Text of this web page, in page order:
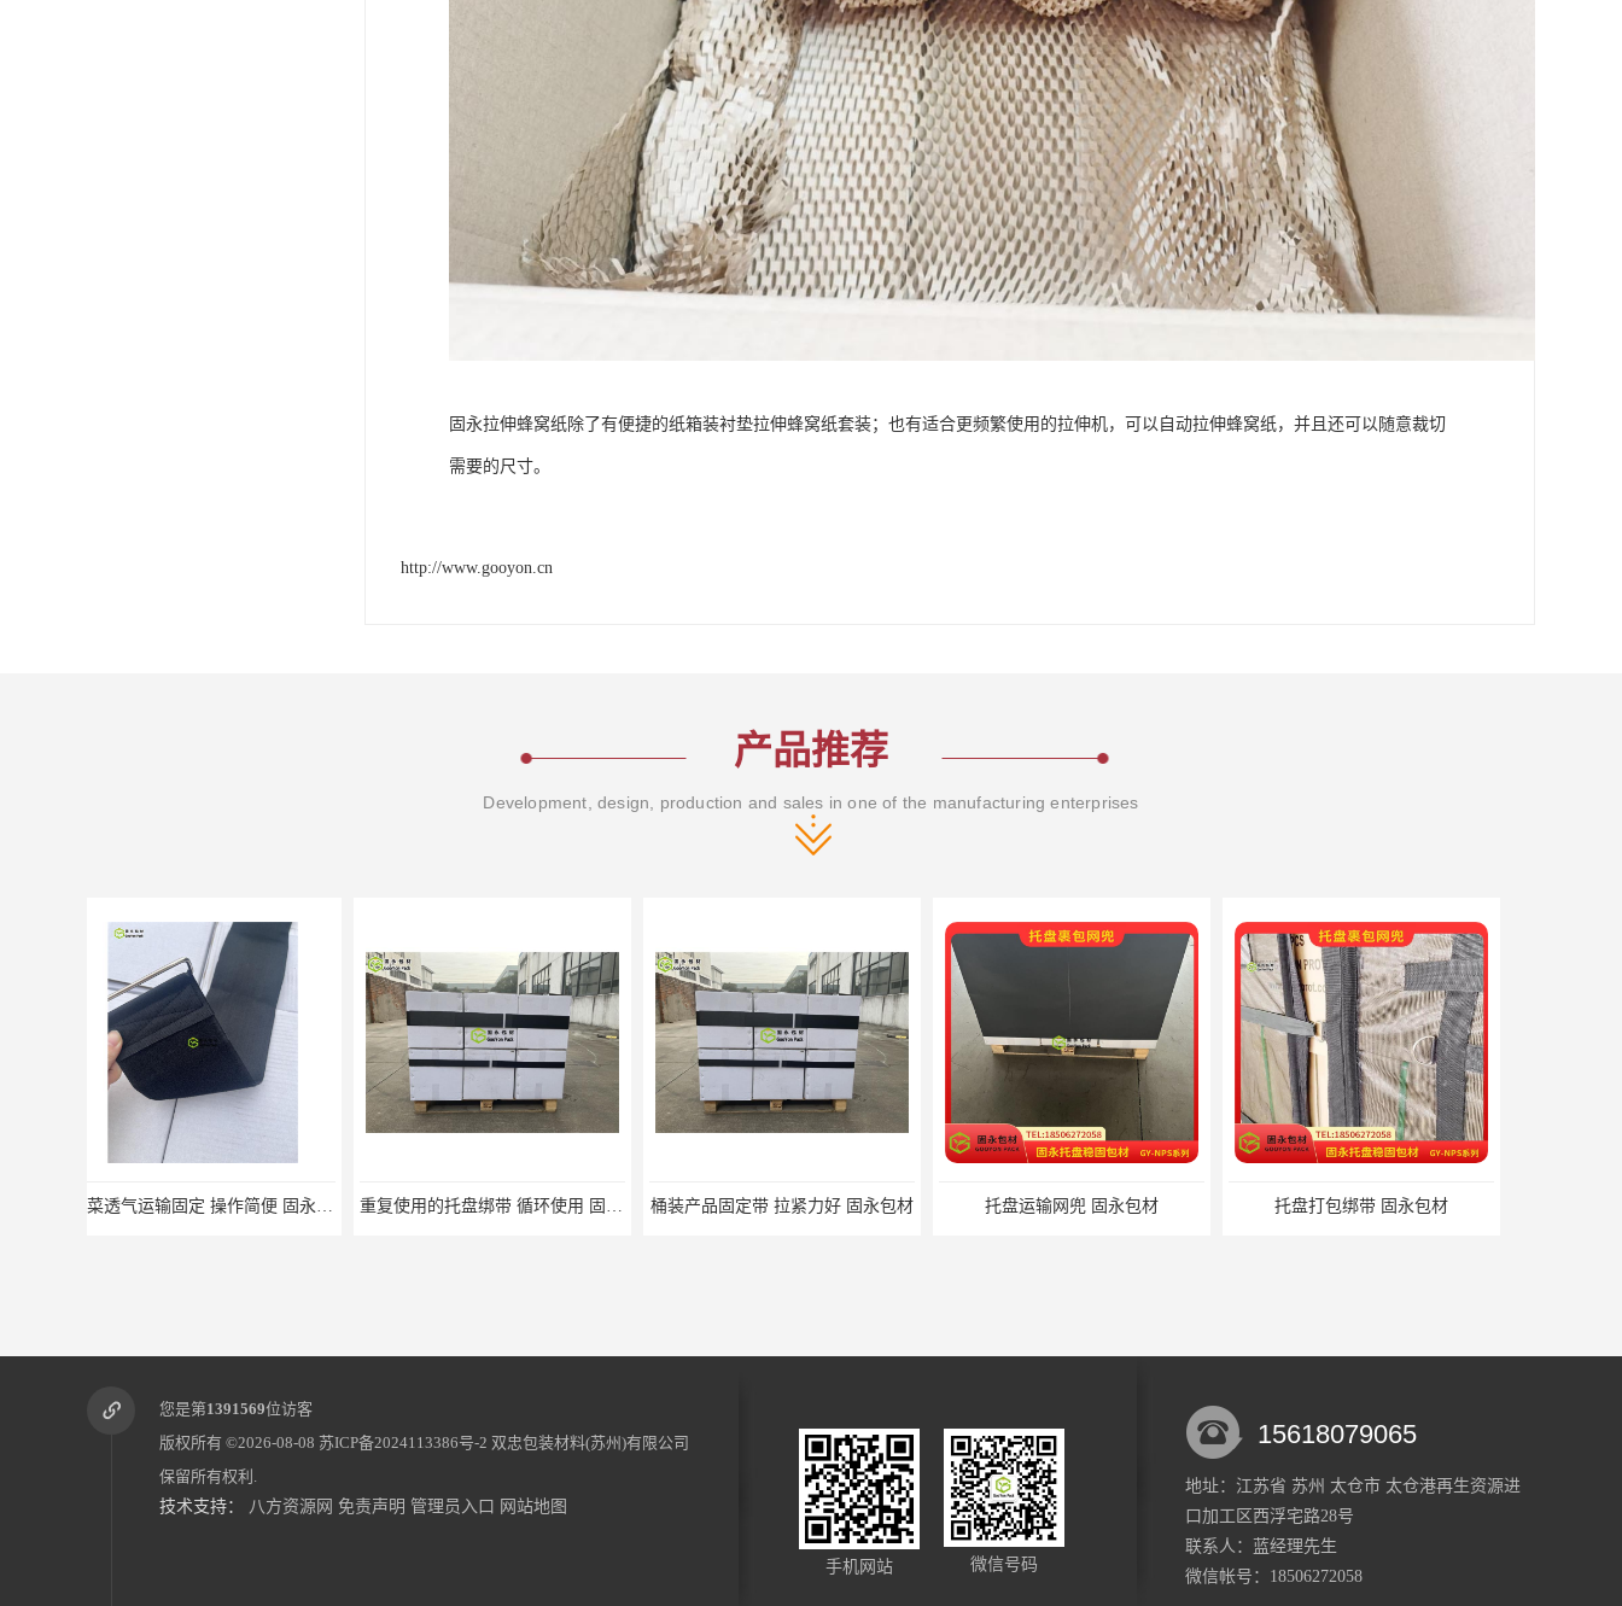
固永拉伸蜂窝纸除了有便捷的纸箱装衬垫拉伸蜂窝纸套装；也有适合更频繁使用的拉伸机，可以自动拉伸蜂窝纸，并且还可以随意裁切
需要的尺寸。
http://www.gooyon.cn
产品推荐
Development, design, production and sales in one of the manufacturing enterprises
桶装产品固定带 拉紧力好 固永包材 托盘运输网兜 固永包材 托盘打包绑带 固永包材 托盘裹包布兜 固永包材
电动蜂窝纸拉伸机 固永包材 化妆品装饰材料 固永包材
您是第1391569位访客
版权所有 ©2026-08-08 苏ICP备2024113386号-2 双忠包装材料(苏州)有限公司
保留所有权利.
技术支持：
八方资源网 免责声明 管理员入口 网站地图
手机网站 微信号码
15618079065
地址：江苏省 苏州 太仓市 太仓港再生资源进
口加工区西浮宅路28号
联系人：蓝经理先生
微信帐号：18506272058